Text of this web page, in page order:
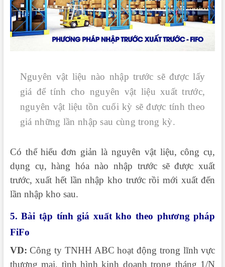
Nguyên vật liệu nào nhập trước sẽ được lấy
giá để tính cho nguyên vật liệu xuất trước,
nguyên vật liệu tồn cuối kỳ sẽ được tính theo
giá những lần nhập sau cùng trong kỳ.
Có thể hiểu đơn giản là nguyên vật liệu, công cụ,
dụng cụ, hàng hóa nào nhập trước sẽ được xuất
trước, xuất hết lần nhập kho trước rồi mới xuất đến
lần nhập kho sau.
5. Bài tập tính giá xuất kho theo phương pháp
FiFo
VD: Công ty TNHH ABC hoạt động trong lĩnh vực
thương mại, tình hình kinh doanh trong tháng 1/N